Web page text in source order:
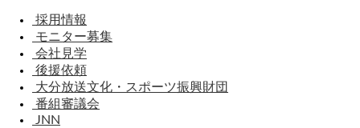
採用情報
モニター募集
会社見学
後援依頼
大分放送文化・スポーツ振興財団
番組審議会
JNN